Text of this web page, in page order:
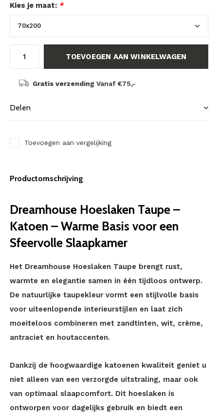
Kies je maat: *
TOEVOEGEN AAN WINKELWAGEN
Gratis verzending Vanaf €75,-
Delen
Toevoegen aan vergelijking
Productomschrijving
Dreamhouse Hoeslaken Taupe –
Katoen – Warme Basis voor een
Sfeervolle Slaapkamer
Het Dreamhouse Hoeslaken Taupe brengt rust,
warmte en elegantie samen in één tijdloos ontwerp.
De natuurlijke taupekleur vormt een stijlvolle basis
voor uiteenlopende interieurstijlen en laat zich
moeiteloos combineren met zandtinten, wit, crème,
antraciet en houtaccenten.
Dankzij de hoogwaardige katoenen kwaliteit geniet u
niet alleen van een verzorgde uitstraling, maar ook
van optimaal slaapcomfort. Dit hoeslaken is
ontworpen voor dagelijks gebruik en biedt een